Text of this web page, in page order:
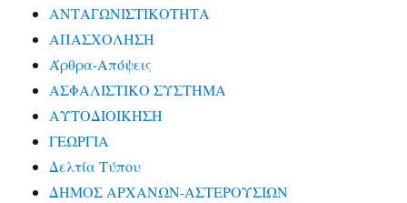
ΑΝΤΑΓΩΝΙΣΤΙΚΟΤΗΤΑ
ΑΠΑΣΧΟΛΗΣΗ
Άρθρα-Απόψεις
ΑΣΦΑΛΙΣΤΙΚΟ ΣΥΣΤΗΜΑ
ΑΥΤΟΔΙΟΙΚΗΣΗ
ΓΕΩΡΓΙΑ
Δελτία Τύπου
ΔΗΜΟΣ ΑΡΧΑΝΩΝ-ΑΣΤΕΡΟΥΣΙΩΝ